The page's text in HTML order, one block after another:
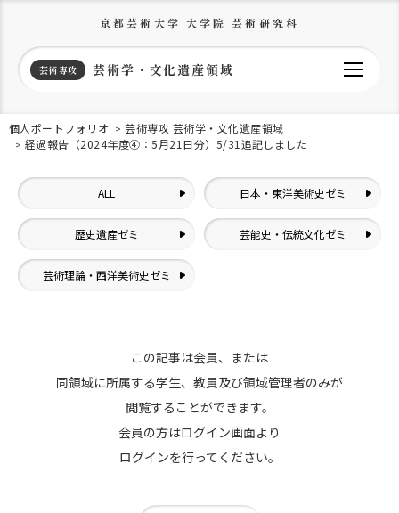
京都芸術大学 大学院 芸術研究科
芸術専攻 芸術学・文化遺産領域
個人ポートフォリオ
芸術専攻 芸術学・文化遺産領域
経過報告（2024年度④：5月21日分）5/31追記しました
ALL 日本・東洋美術史ゼミ
歴史遺産ゼミ 芸能史・伝統文化ゼミ
芸術理論・西洋美術史ゼミ
この記事は会員、または
同領域に所属する学生、教員及び領域管理者のみが
閲覧することができます。
会員の方はログイン画面より
ログインを行ってください。